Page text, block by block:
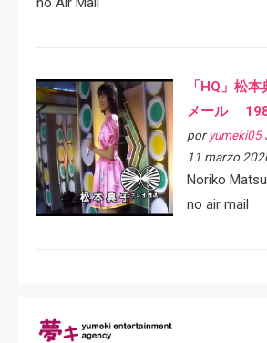
「HQ」松
メール
por yumeki05
11 marzo
Noriko
no air mail